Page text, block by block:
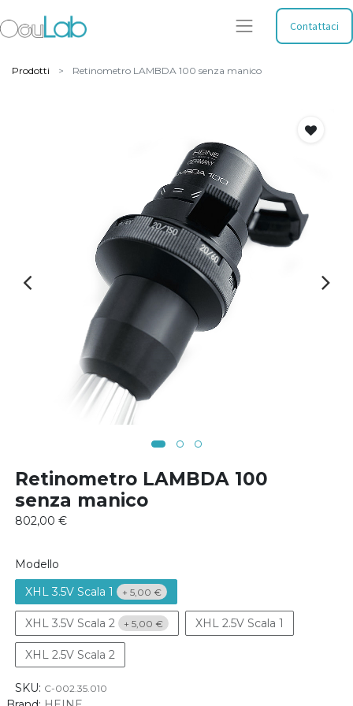
Contattaci
Prodotti Retinometro LAMBDA 100 senza manico
Retinometro LAMBDA 100
senza manico
802,00 €
Modello
XHL 3.5V Scala 1
+ 5,00 €
XHL 3.5V Scala 2 + 5,00 € XHL 2.5V Scala 1
XHL 2.5V Scala 2
SKU: C-002.35.010